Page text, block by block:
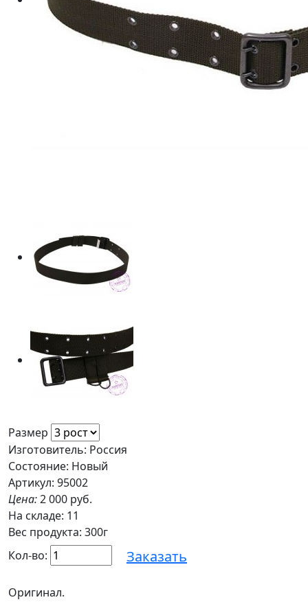
Размер
Изготовитель: Россия
Состояние: Новый
Артикул: 95002
Цена:2 000 руб.
На складе: 11
Вес продукта: 300г
Кол-во:
Заказать
Оригинал.